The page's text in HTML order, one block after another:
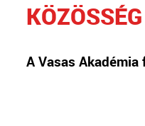
KÖZÖSSÉG
A Vasas